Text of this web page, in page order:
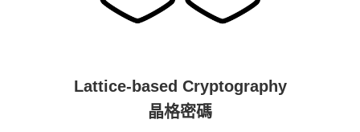
Lattice-based Cryptography
晶格密碼